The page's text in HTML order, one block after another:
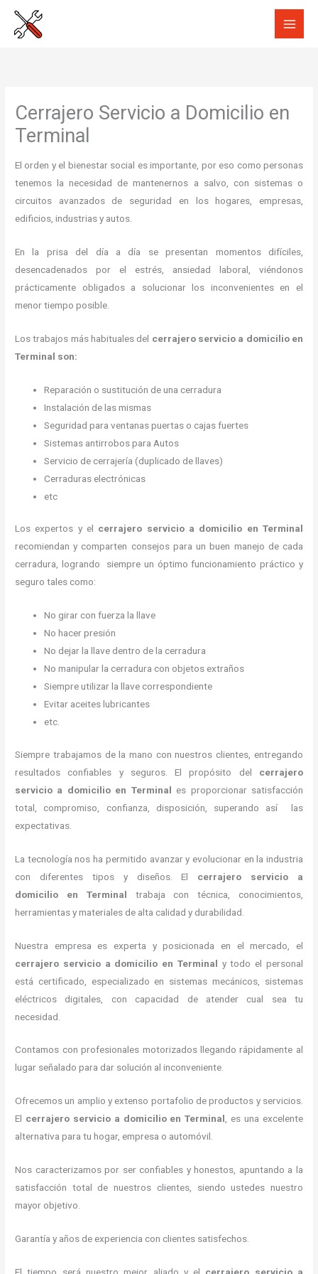
Cerrajero Servicio a Domicilio en
Terminal
El orden y el bienestar social es importante, por eso como personas
tenemos la necesidad de mantenernos a salvo, con sistemas o
circuitos avanzados de seguridad en los hogares, empresas,
edificios, industrias y autos.
En la prisa del día a día se presentan momentos difíciles,
desencadenados por el estrés, ansiedad laboral, viéndonos
prácticamente obligados a solucionar los inconvenientes en el
menor tiempo posible.
Los trabajos más habituales del cerrajero servicio a domicilio en
Terminal son:
Reparación o sustitución de una cerradura
Instalación de las mismas
Seguridad para ventanas puertas o cajas fuertes
Sistemas antirrobos para Autos
Servicio de cerrajería (duplicado de llaves)
Cerraduras electrónicas
etc
Los expertos y el cerrajero servicio a domicilio en Terminal
recomiendan y comparten consejos para un buen manejo de cada
cerradura, logrando siempre un óptimo funcionamiento práctico y
seguro tales como:
No girar con fuerza la llave
No hacer presión
No dejar la llave dentro de la cerradura
No manipular la cerradura con objetos extraños
Siempre utilizar la llave correspondiente
Evitar aceites lubricantes
etc.
Siempre trabajamos de la mano con nuestros clientes, entregando
resultados confiables y seguros. El propósito del cerrajero
servicio a domicilioen Terminal es proporcionar satisfacción
total, compromiso, confianza, disposición, superando así las
expectativas.
La tecnología nos ha permitido avanzar y evolucionar en la industria
con diferentes tipos y diseños. El cerrajero servicio a
domicilio en Terminal trabaja con técnica, conocimientos,
herramientas y materiales de alta calidad y durabilidad.
Nuestra empresa es experta y posicionada en el mercado, el
cerrajero servicio a domicilio en Terminal y todo el personal
está certificado, especializado en sistemas mecánicos, sistemas
eléctricos digitales, con capacidad de atender cual sea tu
necesidad.
Contamos con profesionales motorizados llegando rápidamente al
lugar señalado para dar solución al inconveniente.
Ofrecemos un amplio y extenso portafolio de productos y servicios.
El cerrajero servicio a domicilioen Terminal, es una excelente
alternativa para tu hogar, empresa o automóvil.
Nos caracterizamos por ser confiables y honestos, apuntando a la
satisfacción total de nuestros clientes, siendo ustedes nuestro
mayor objetivo.
Garantía y años de experiencia con clientes satisfechos.